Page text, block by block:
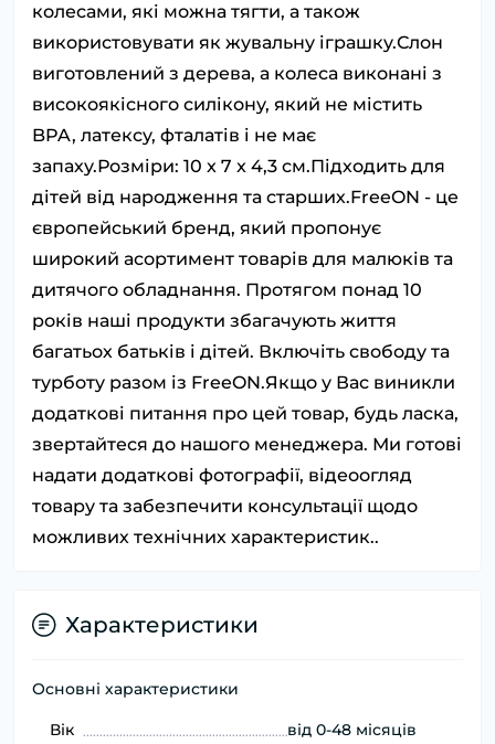
колесами, які можна тягти, а також
використовувати як жувальну іграшку.Слон
виготовлений з дерева, а колеса виконані з
високоякісного силікону, який не містить
BPA, латексу, фталатів і не має
запаху.Розміри: 10 x 7 x 4,3 см.Підходить для
дітей від народження та старших.FreeON - це
європейський бренд, який пропонує
широкий асортимент товарів для малюків та
дитячого обладнання. Протягом понад 10
років наші продукти збагачують життя
багатьох батьків і дітей. Включіть свободу та
турботу разом із FreeON.Якщо у Вас виникли
додаткові питання про цей товар, будь ласка,
звертайтеся до нашого менеджера. Ми готові
надати додаткові фотографії, відеоогляд
товару та забезпечити консультації щодо
можливих технічних характеристик..
Характеристики
Основні характеристики
Вік від 0-48 місяців